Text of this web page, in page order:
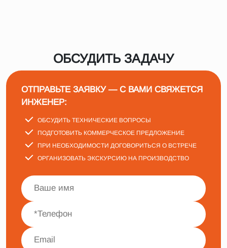
ОБСУДИТЬ ЗАДАЧУ
ОТПРАВЬТЕ ЗАЯВКУ — С ВАМИ СВЯЖЕТСЯ
ИНЖЕНЕР:
ОБСУДИТЬ ТЕХНИЧЕСКИЕ ВОПРОСЫ
ПОДГОТОВИТЬ КОММЕРЧЕСКОЕ ПРЕДЛОЖЕНИЕ
ПРИ НЕОБХОДИМОСТИ ДОГОВОРИТЬСЯ О ВСТРЕЧЕ
ОРГАНИЗОВАТЬ ЭКСКУРСИЮ НА ПРОИЗВОДСТВО